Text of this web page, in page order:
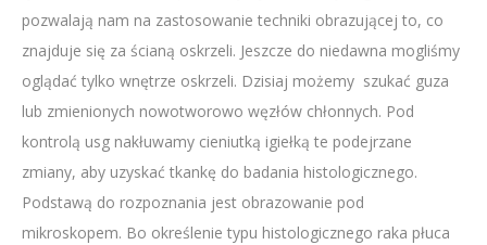
pozwalają nam na zastosowanie techniki obrazującej to, co
znajduje się za ścianą oskrzeli. Jeszcze do niedawna mogliśmy
oglądać tylko wnętrze oskrzeli. Dzisiaj możemy szukać guza
lub zmienionych nowotworowo węzłów chłonnych. Pod
kontrolą usg nakłuwamy cieniutką igiełką te podejrzane
zmiany, aby uzyskać tkankę do badania histologicznego.
Podstawą do rozpoznania jest obrazowanie pod
mikroskopem. Bo określenie typu histologicznego raka płuca